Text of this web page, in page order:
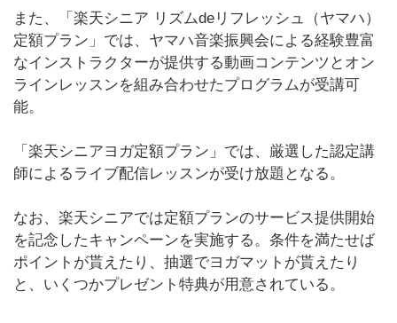
また、「楽天シニア リズムdeリフレッシュ（ヤマハ）
定額プラン」では、ヤマハ音楽振興会による経験豊富
なインストラクターが提供する動画コンテンツとオン
ラインレッスンを組み合わせたプログラムが受講可
能。
「楽天シニアヨガ定額プラン」では、厳選した認定講
師によるライブ配信レッスンが受け放題となる。
なお、楽天シニアでは定額プランのサービス提供開始
を記念したキャンペーンを実施する。条件を満たせば
ポイントが貰えたり、抽選でヨガマットが貰えたり
と、いくつかプレゼント特典が用意されている。